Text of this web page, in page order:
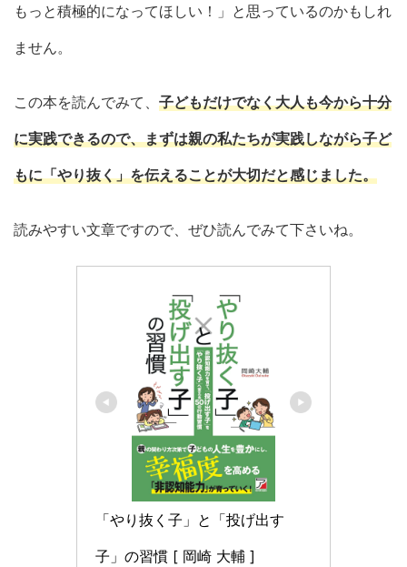
もっと積極的になってほしい！」と思っているのかもしれ
ません。
この本を読んでみて、 子どもだけでなく大人も今から十分
に実践できるので、まずは親の私たちが実践しながら子ど
もに「やり抜く」を伝えることが大切だと感じました。
読みやすい文章ですので、ぜひ読んでみて下さいね。
「やり抜く子」と「投げ出す
子」の習慣 [ 岡崎 大輔 ]